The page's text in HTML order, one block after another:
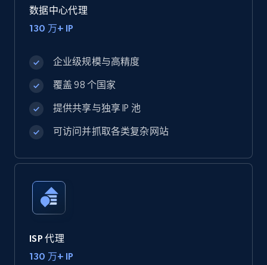
数据中心代理
130 万+ IP
企业级规模与高精度
覆盖 98 个国家
提供共享与独享 IP 池
可访问并抓取各类复杂网站
ISP 代理
130 万+ IP